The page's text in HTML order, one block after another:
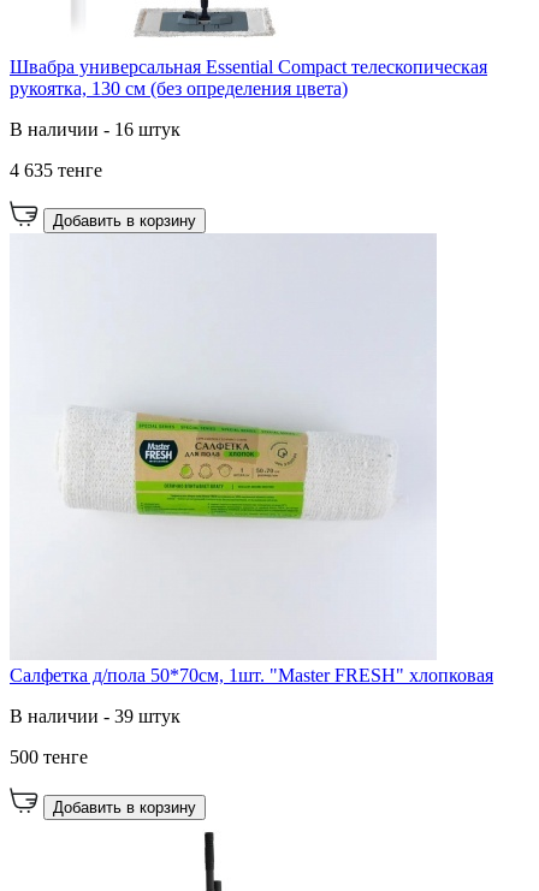
Швабра универсальная Essential Compact телескопическая
рукоятка, 130 см (без определения цвета)
В наличии - 16 штук
4 635 тенге
Добавить в корзину
Салфетка д/пола 50*70см, 1шт. "Master FRESH" хлопковая
В наличии - 39 штук
500 тенге
Добавить в корзину